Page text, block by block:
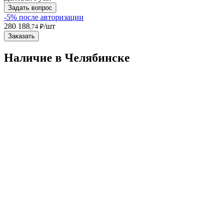
Задать вопрос
-5% после авторизации
280 188 ,74 ₽/шт
Заказать
Наличие в Челябинскe